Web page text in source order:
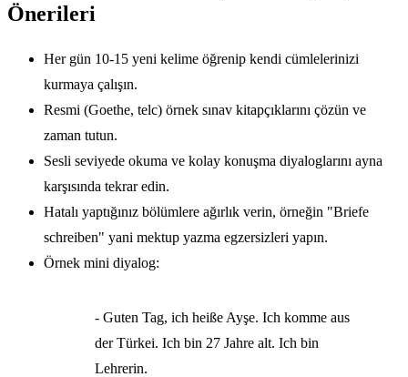
Önerileri
Her gün 10-15 yeni kelime öğrenip kendi cümlelerinizi
kurmaya çalışın.
Resmi (Goethe, telc) örnek sınav kitapçıklarını çözün ve
zaman tutun.
Sesli seviyede okuma ve kolay konuşma diyaloglarını ayna
karşısında tekrar edin.
Hatalı yaptığınız bölümlere ağırlık verin, örneğin "Briefe
schreiben" yani mektup yazma egzersizleri yapın.
Örnek mini diyalog:
- Guten Tag, ich heiße Ayşe. Ich komme aus
der Türkei. Ich bin 27 Jahre alt. Ich bin
Lehrerin.